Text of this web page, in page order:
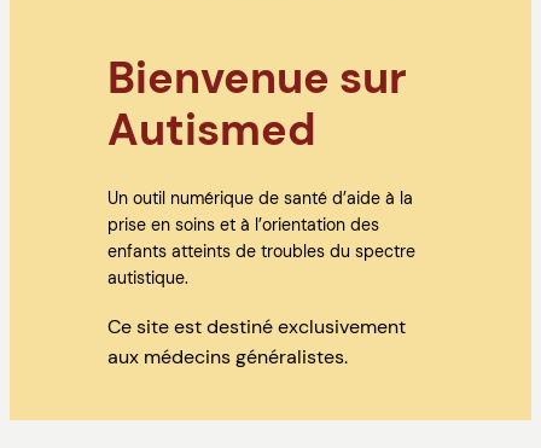
Bienvenue sur
Autismed
Un outil numérique de santé d’aide à la
prise en soins et à l’orientation des
enfants atteints de troubles du spectre
autistique.
Ce site est destiné exclusivement
aux médecins généralistes.